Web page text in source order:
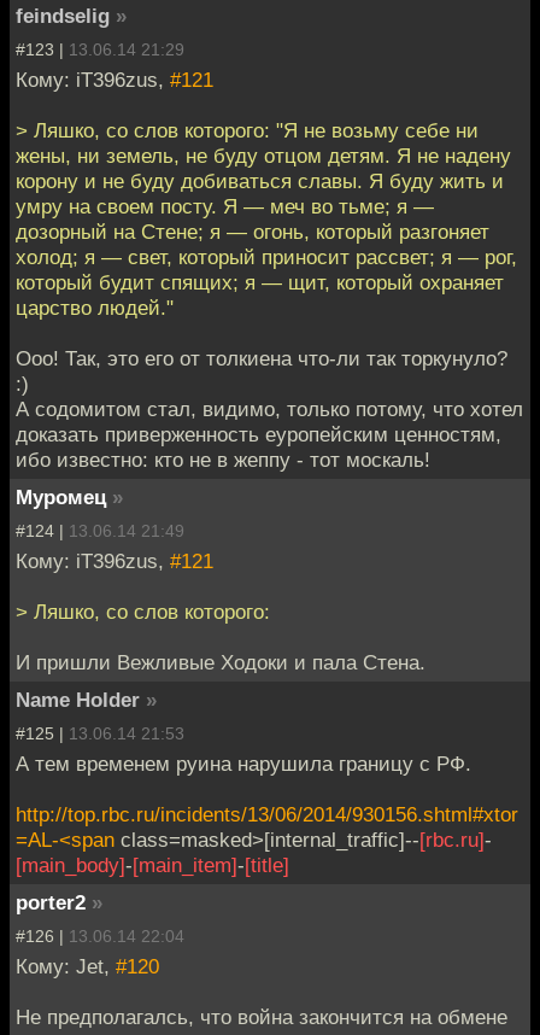
feindselig »
#123 | 13.06.14 21:29
Кому: iT396zus, #121
> Ляшко, со слов которого: "Я не возьму себе ни
жены, ни земель, не буду отцом детям. Я не надену
корону и не буду добиваться славы. Я буду жить и
умру на своем посту. Я — меч во тьме; я —
дозорный на Стене; я — огонь, который разгоняет
холод; я — свет, который приносит рассвет; я — рог,
который будит спящих; я — щит, который охраняет
царство людей."
Ооо! Так, это его от толкиена что-ли так торкунуло?
:)
А содомитом стал, видимо, только потому, что хотел
доказать приверженность еуропейским ценностям,
ибо известно: кто не в жеппу - тот москаль!
Муромец »
#124 | 13.06.14 21:49
Кому: iT396zus, #121
> Ляшко, со слов которого:
И пришли Вежливые Ходоки и пала Стена.
Name Holder »
#125 | 13.06.14 21:53
А тем временем руина нарушила границу с РФ.
http://top.rbc.ru/incidents/13/06/2014/930156.shtml#xtor
=AL-<span class=masked>[internal_traffic]--[rbc.ru]-
[main_body]-[main_item]-[title]
porter2 »
#126 | 13.06.14 22:04
Кому: Jet, #120
Не предполагалсь, что война закончится на обмене